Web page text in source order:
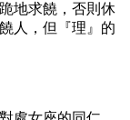
地求饒，否則休
人，但『理』的